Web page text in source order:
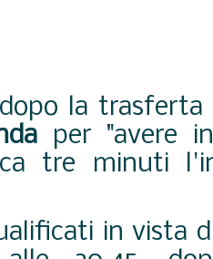
la trasferta
per "avere
tre minuti
in vista